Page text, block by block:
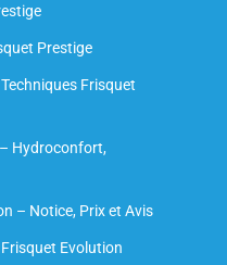
Prestige
Frisquet
Hydroconfort,
– Notice, Prix et Avis
Evolution